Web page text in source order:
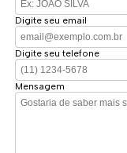
Digite seu email
Digite seu telefone
Mensagem